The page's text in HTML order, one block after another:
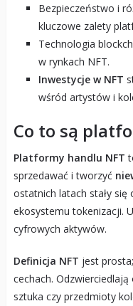
Bezpieczeństwo i
kluczowe zalety
Technologia
w rynkach NFT.
Inwestycje w NFT
wśród artystów i
Co to są
Platformy handlu NFT
sprzedawać i tworzyć
ostatnich latach stały
ekosystemu tokenizacji.
cyfrowych aktywów.
Definicja NFT jest
cechach.
sztuka czy przedmioty